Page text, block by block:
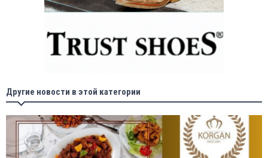
Другие новости в этой категории